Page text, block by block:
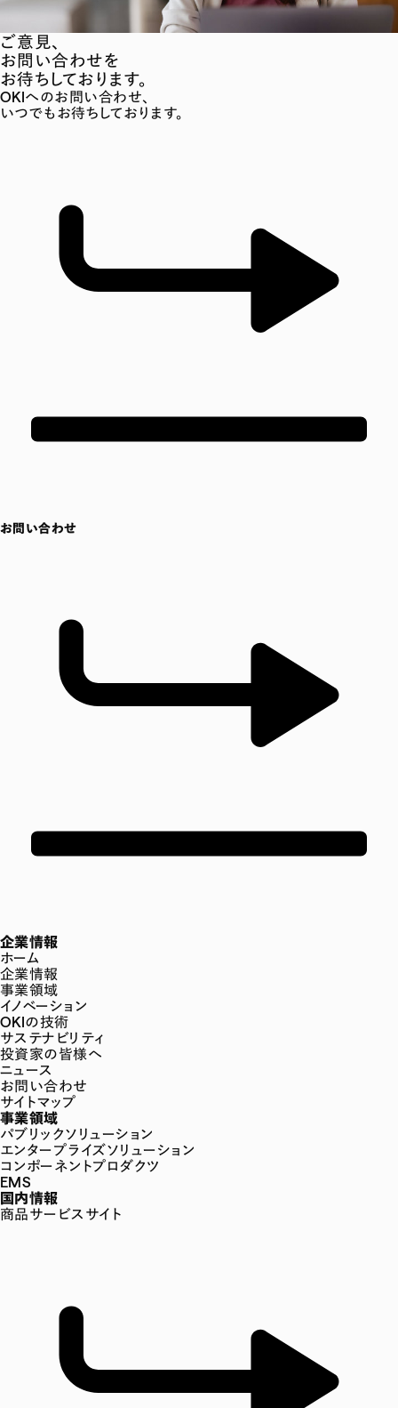
ご意見、
お問い合わせを
お待ちしております。
OKIへのお問い合わせ、
いつでもお待ちしております。
お問い合わせ
企業情報
ホーム
企業情報
事業領域
イノベーション
OKIの技術
サステナビリティ
投資家の皆様へ
ニュース
お問い合わせ
サイトマップ
事業領域
パブリックソリューション
エンタープライズソリューション
コンポーネントプロダクツ
EMS
国内情報
商品サービスサイト